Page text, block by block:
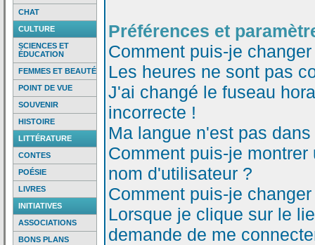
CHAT
CULTURE
SCIENCES ET
ÉDUCATION
FEMMES ET BEAUTÉ
POINT DE VUE
SOUVENIR
HISTOIRE
LITTÉRATURE
CONTES
POÉSIE
LIVRES
INITIATIVES
ASSOCIATIONS
BONS PLANS
Préférences et
Comment puis-je
Les heures ne sont pas
J'ai changé le fuseau
incorrecte !
Ma langue n'est pas
Comment puis-je
nom d'utilisateur ?
Comment puis-je
Lorsque je clique sur le
demande de me